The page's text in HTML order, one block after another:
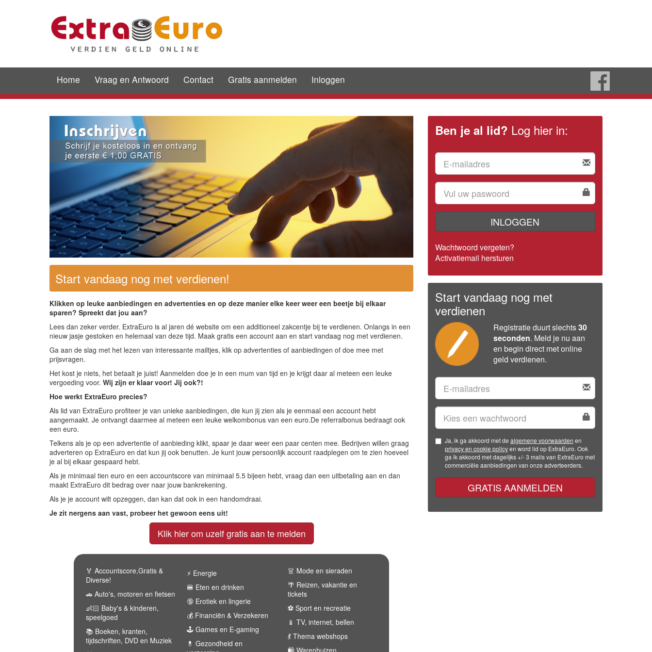
Home Vraag en Antwoord Contact Gratis aanmelden Inloggen
Start vandaag nog met verdienen!
Klikken op leuke aanbiedingen en advertenties en op deze manier elke keer weer een beetje bij elkaar
sparen? Spreekt dat jou aan?
Lees dan zeker verder. ExtraEuro is al jaren dé website om een additioneel zakcentje bij te verdienen. Onlangs in een
nieuw jasje gestoken en helemaal van deze tijd. Maak gratis een account aan en start vandaag nog met verdienen.
Ga aan de slag met het lezen van interessante mailtjes, klik op advertenties of aanbiedingen of doe mee met
prijsvragen.
Het kost je niets, het betaalt je juist! Aanmelden doe je in een mum van tijd en je krijgt daar al meteen een leuke
vergoeding voor. Wij zijn er klaar voor! Jij ook?!
Hoe werkt ExtraEuro precies?
Als lid van ExtraEuro profiteer je van unieke aanbiedingen, die kun jij zien als je eenmaal een account hebt
aangemaakt. Je ontvangt daarmee al meteen een leuke welkombonus van een euro.De referralbonus bedraagt ook
een euro.
Telkens als je op een advertentie of aanbieding klikt, spaar je daar weer een paar centen mee. Bedrijven willen graag
adverteren op ExtraEuro en dat kun jij ook benutten. Je kunt jouw persoonlijk account raadplegen om te zien hoeveel
je al bij elkaar gespaard hebt.
Als je minimaal tien euro en een accountscore van minimaal 5.5 bijeen hebt, vraag dan een uitbetaling aan en dan
maakt ExtraEuro dit bedrag over naar jouw bankrekening.
Als je je account wilt opzeggen, dan kan dat ook in een handomdraai.
Je zit nergens aan vast, probeer het gewoon eens uit!
Klik hier om uzelf gratis aan te melden
🏅 Accountscore,Gratis &
Diverse!
🚗 Auto's, motoren en fietsen
👶🏻 Baby's & kinderen,
speelgoed
📚 Boeken, kranten,
tijdschriften, DVD en Muziek
⚡️ Energie
🍔 Eten en drinken
🔞 Erotiek en lingerie
💰 Financiën & Verzekeren
🕹 Games en E-gaming
💊 Gezondheid en
👗 Mode en sieraden
🌴 Reizen, vakantie en
tickets
⚽️ Sport en recreatie
📱 TV, internet, bellen
💃 Thema webshops
🛍 Warenhuizen
Ben je al lid? Log hier in:
INLOGGEN
Wachtwoord vergeten?
Activatiemail hersturen
Start vandaag nog met
verdienen
Registratie duurt slechts30
seconden. Meld je nu aan
en begin direct met online
geld verdienen.
Ja, ik ga akkoord met de algemene voorwaarden en
privacy en cookie policy
ga ik akkoord met dagelijks +/- 3 mails van ExtraEuro met
commerciële aanbiedingen van onze adverteerders.
GRATIS AANMELDEN